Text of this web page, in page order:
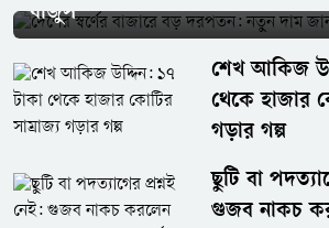
বাজুস
শেখ আকিজ
থেকে হাজার
গড়ার গল্প
ছুটি বা
গুজব নাকচ